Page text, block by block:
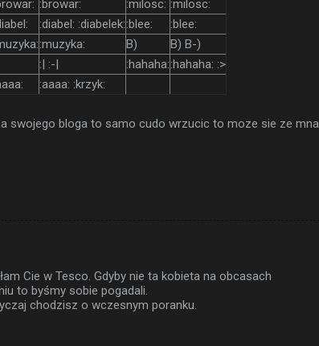
:browar: :milosc: :milosc:
:diabel: :diabelek::blee:
:blee:
:muzyka: B)
B) B-)
:| :-| :hahaha::hahaha: :>
:aaaa: :krzyk:
swojego bloga to samo cudo wrzucic to moze sie ze mna
Cie w Tesco. Gdyby nie ta kobieta na obcasach
to byśmy sobie pogadali.
chodzisz o wczesnym poranku.